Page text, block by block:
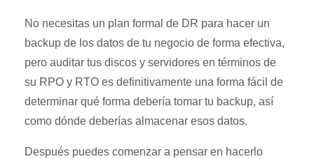
No necesitas un plan formal de DR para hacer un
backup de los datos de tu negocio de forma efectiva,
pero auditar tus discos y servidores en términos de
su RPO y RTO es definitivamente una forma fácil de
determinar qué forma debería tomar tu backup, así
como dónde deberías almacenar esos datos.
Después puedes comenzar a pensar en hacerlo